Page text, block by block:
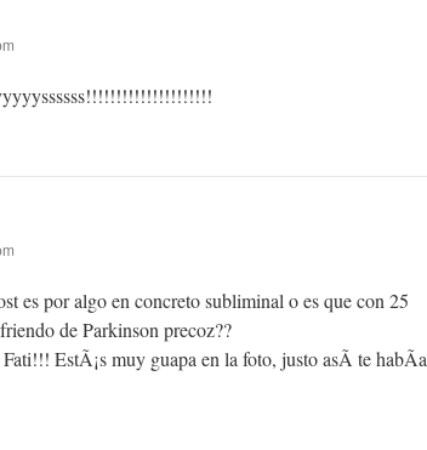
es por algo en concreto subliminal o es que con 25
de Parkinson precoz??
EstÃ¡s muy guapa en la foto, justo asÃ­ te habÃ­a